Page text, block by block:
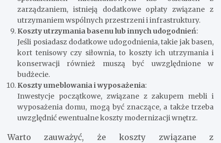
zarządzaniem, istnieją dodatkowe opłaty związane z
utrzymaniem wspólnych przestrzeni i infrastruktury.
Koszty utrzymania basenu lub innych udogodnień:
Jeśli posiadasz dodatkowe udogodnienia, takie jak basen,
kort tenisowy czy siłownia, to koszty ich utrzymania i
konserwacji również muszą być uwzględnione w
budżecie.
Koszty umeblowania i wyposażenia:
Inwestycje początkowe, związane z zakupem mebli i
wyposażenia domu, mogą być znaczące, a także trzeba
uwzględnić ewentualne koszty modernizacji wnętrz.
Warto zauważyć, że koszty związane z